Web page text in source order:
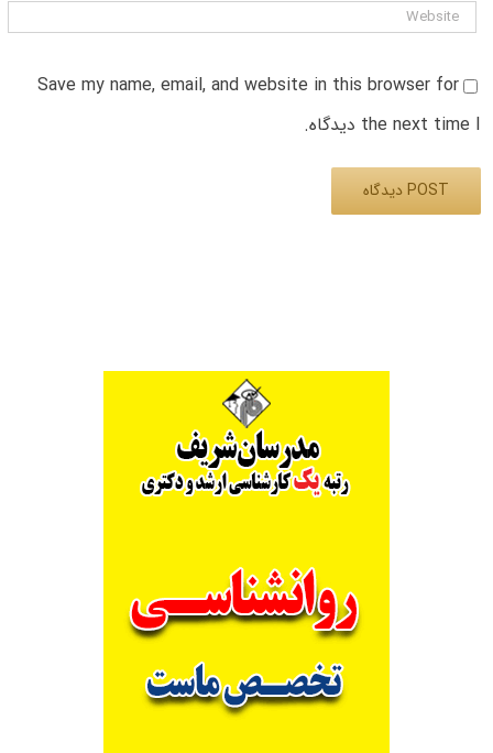
Save my name, email, and website in this browser for
the next time I دیدگاه.